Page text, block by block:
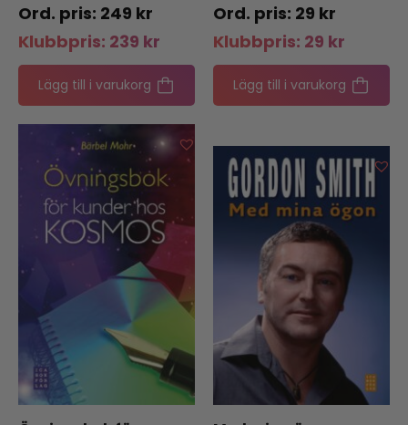
249 kr
Klubbpris: 239 kr
Lägg till i varukorg
29 kr
Klubbpris: 29 kr
Lägg till i varukorg